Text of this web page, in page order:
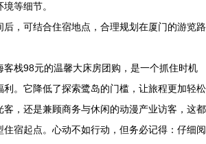
等细节。
后，可结合住宿地点，合理规划在厦门的游览路
客栈98元的温馨大床房团购，是一个抓住时机
。它降低了探索鹭岛的门槛，让旅程更加轻松
客，还是兼顾商务与休闲的动漫产业访客，这都
宿起点。心动不如行动，但务必记得：仔细阅